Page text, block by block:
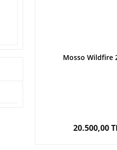
Mosso Wildfire
20.500,00